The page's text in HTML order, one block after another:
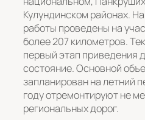
Кулундинском районах.
работы проведены на
более 207 километров.
первый этап приведения
состояние. Основной
запланирован на летний
году отремонтируют не
региональных дорог.